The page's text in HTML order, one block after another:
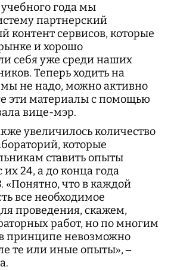
учебного года мы
партнерский
контент сервисов, которые
и хорошо
себя уже среди наших
Теперь ходить на
не надо, можно активно
эти материалы с помощью
вице-мэр.
увеличилось количество
которые
ставить опыты
24, а до конца года
«Понятно, что в каждой
все необходимое
проведения, скажем,
работ, но по многим
принципе невозможно
те или иные опыты», –